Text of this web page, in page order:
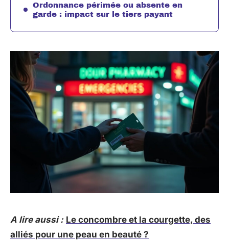
Ordonnance périmée ou absente en
garde : impact sur le tiers payant
A lire aussi : Le concombre et la courgette, des
alliés pour une peau en beauté ?